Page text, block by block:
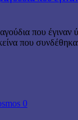
που έγιναν
που
0